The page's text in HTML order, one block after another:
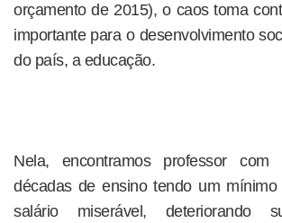
orçamento de 2015), o caos toma
importante para o desenvolvimento
do país, a educação.
Nela, encontramos professor
décadas de ensino tendo um
salário miserável, deteriorando